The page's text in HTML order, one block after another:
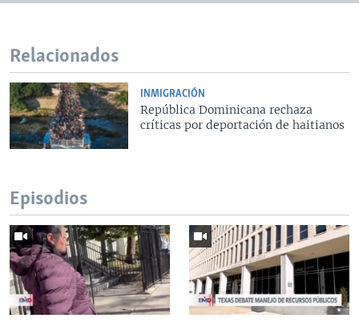
Relacionados
INMIGRACIÓN
República Dominicana rechaza
críticas por deportación de haitianos
Episodios